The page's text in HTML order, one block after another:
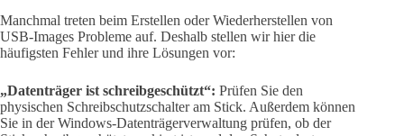
Manchmal treten beim Erstellen oder Wiederherstellen von
USB-Images Probleme auf. Deshalb stellen wir hier die
häufigsten Fehler und ihre Lösungen vor:
„Datenträger ist schreibgeschützt“: Prüfen Sie den
physischen Schreibschutzschalter am Stick. Außerdem können
Sie in der Windows-Datenträgerverwaltung prüfen, ob der